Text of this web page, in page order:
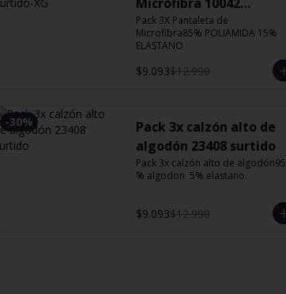
Surtido-XG
Pack 3X Pantaleta de
Microfibra85% POLIAMIDA 15%
ELASTANO
$9.093$12.990
-30%
Pack 3x calzón alto de
algodón 23408 surtido
Pack 3x calzón alto de algodón95
% algodon  5% elastano.
$9.093$12.990